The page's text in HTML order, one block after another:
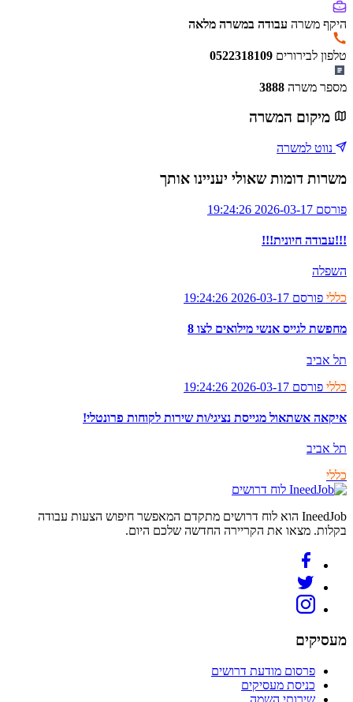
היקף משרה עבודה במשרה מלאה
טלפון לבירורים 0522318109
מספר משרה 3888
מיקום המשרה
נווט למשרה
משרות דומות שאולי יעניינו אותך
פורסם 2026-03-17 19:24:26
!!!עבודה חיונית!!!
השפלה
כללי פורסם 2026-03-17 19:24:26
מחפשת לגייס אנשי מילואים לצו 8
תל אביב
כללי פורסם 2026-03-17 19:24:26
איקאה אשתאול מגייסת נציגי/ות שירות לקוחות פרונטלי!
תל אביב
כללי
לוח דרושים
IneedJob הוא לוח דרושים מתקדם המאפשר חיפוש הצעות עבודה
בקלות. מצאו את הקריירה החדשה שלכם היום.
מעסיקים
פרסום מודעת דרושים
כניסת מעסיקים
שירותי השמה